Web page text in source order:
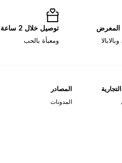
المعرض توصيل خلال 2 ساعة
ومعبأة بالحب
المصادر
المدونات